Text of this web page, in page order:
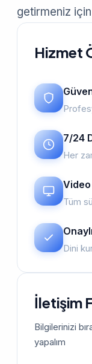
getirmeniz için
Hizmet
7/24
Her
Video
Tüm
Dini
İletişim
Bilgilerinizi
yapalım